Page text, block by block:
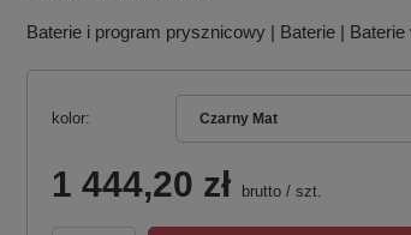
Baterie i program prysznicowy | Baterie |
kolor Czarny Mat
1 444,20 zł brutto/ szt.